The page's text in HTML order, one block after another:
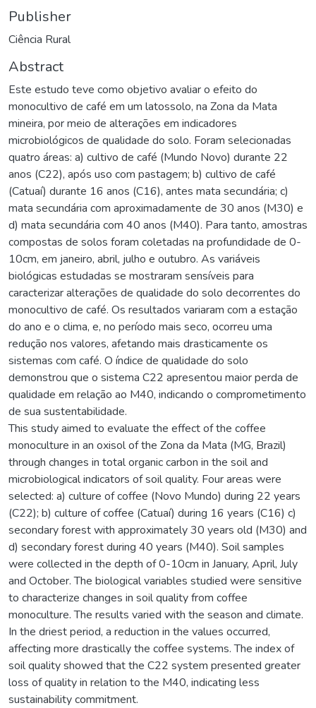
Publisher
Ciência Rural
Abstract
Este estudo teve como objetivo avaliar o efeito do
monocultivo de café em um latossolo, na Zona da Mata
mineira, por meio de alterações em indicadores
microbiológicos de qualidade do solo. Foram selecionadas
quatro áreas: a) cultivo de café (Mundo Novo) durante 22
anos (C22), após uso com pastagem; b) cultivo de café
(Catuaí) durante 16 anos (C16), antes mata secundária; c)
mata secundária com aproximadamente de 30 anos (M30) e
d) mata secundária com 40 anos (M40). Para tanto, amostras
compostas de solos foram coletadas na profundidade de 0-
10cm, em janeiro, abril, julho e outubro. As variáveis
biológicas estudadas se mostraram sensíveis para
caracterizar alterações de qualidade do solo decorrentes do
monocultivo de café. Os resultados variaram com a estação
do ano e o clima, e, no período mais seco, ocorreu uma
redução nos valores, afetando mais drasticamente os
sistemas com café. O índice de qualidade do solo
demonstrou que o sistema C22 apresentou maior perda de
qualidade em relação ao M40, indicando o comprometimento
de sua sustentabilidade.
This study aimed to evaluate the effect of the coffee
monoculture in an oxisol of the Zona da Mata (MG, Brazil)
through changes in total organic carbon in the soil and
microbiological indicators of soil quality. Four areas were
selected: a) culture of coffee (Novo Mundo) during 22 years
(C22); b) culture of coffee (Catuaí) during 16 years (C16) c)
secondary forest with approximately 30 years old (M30) and
d) secondary forest during 40 years (M40). Soil samples
were collected in the depth of 0-10cm in January, April, July
and October. The biological variables studied were sensitive
to characterize changes in soil quality from coffee
monoculture. The results varied with the season and climate.
In the driest period, a reduction in the values occurred,
affecting more drastically the coffee systems. The index of
soil quality showed that the C22 system presented greater
loss of quality in relation to the M40, indicating less
sustainability commitment.